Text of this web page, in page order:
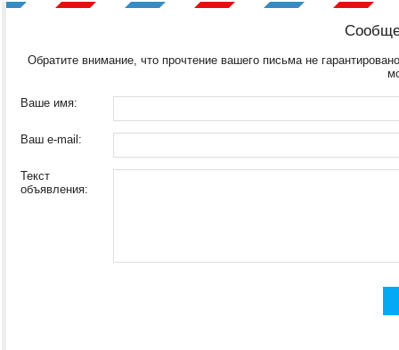
Обратите внимание, что прочтение вашего письма не
Ваше имя:
Ваш e-mail:
Текст
объявления: